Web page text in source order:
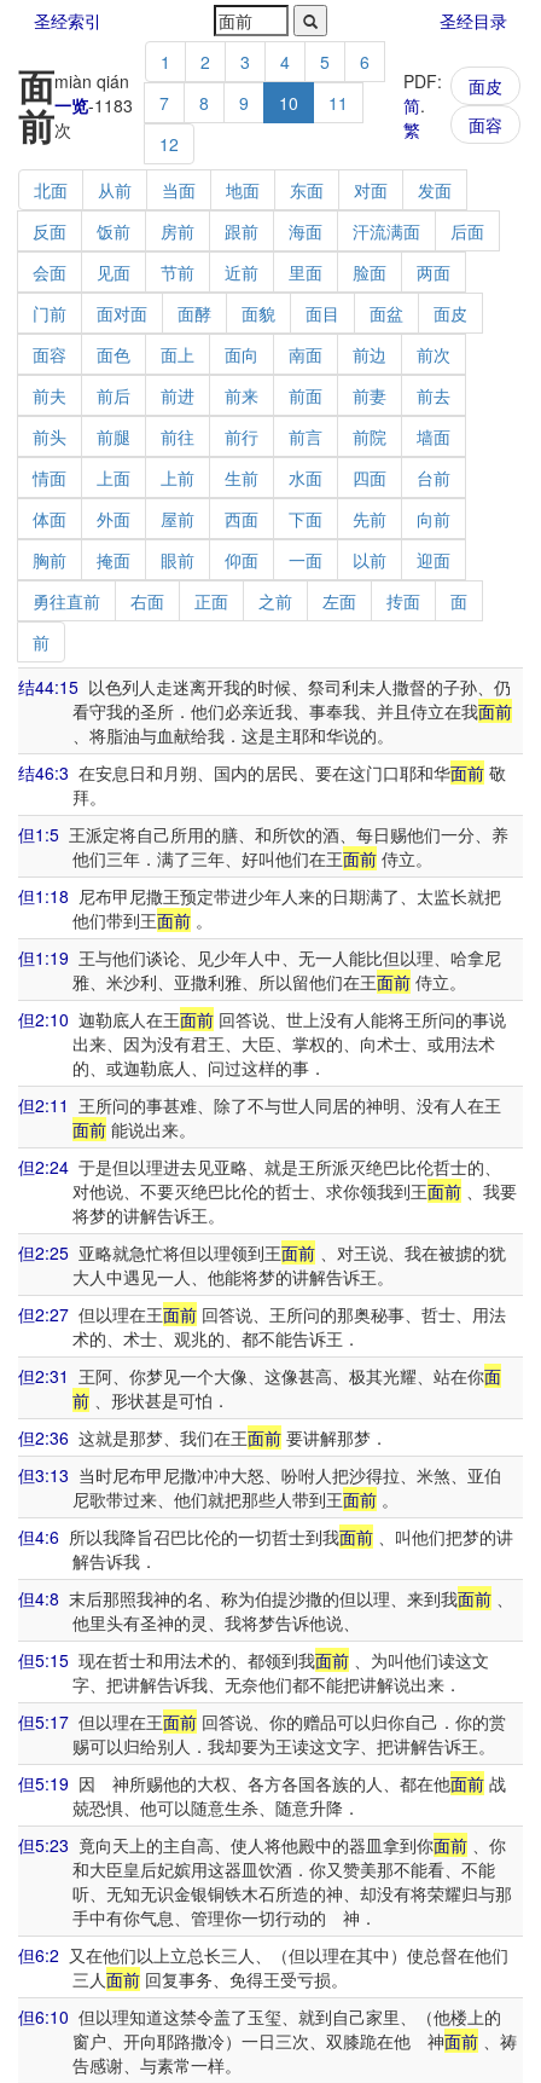
圣经索引 圣经目录
面
前
miàn qián
一览-1183
次
1 2 3 4 5
6
7
8 9 10
11
12
PDF:
简.
繁
面皮
面容
北面 从前 当面 地面 东面 对面
发面
反面
饭前 房前 跟前 海面 汗流满面
后面
会面
见面 节前 近前 里面 脸面
两面
门前
面对面 面酵 面貌 面目 面盆
面皮
面容
面色 面上 面向 南面 前边
前次
前夫
前后 前进 前来 前面 前妻
前去
前头
前腿 前往 前行 前言 前院
墙面
情面
上面 上前 生前 水面 四面
台前
体面
外面 屋前 西面 下面 先前
向前
胸前
掩面 眼前 仰面 一面 以前
迎面
勇往直前
右面 正面 之前 左面 抟面
面
前
结44:15 以色列人走迷离开我的时候、祭司利未人撒督的子孙、仍
看守我的圣所．他们必亲近我、事奉我、并且侍立在我面前
、将脂油与血献给我．这是主耶和华说的。
结46:3 在安息日和月朔、国内的居民、要在这门口耶和华面前 敬
拜。
但1:5 王派定将自己所用的膳、和所饮的酒、每日赐他们一分、养
他们三年．满了三年、好叫他们在王面前侍立。
但1:18 尼布甲尼撒王预定带进少年人来的日期满了、太监长就把
他们带到王面前。
但1:19 王与他们谈论、见少年人中、无一人能比但以理、哈拿尼
雅、米沙利、亚撒利雅、所以留他们在王面前侍立。
但2:10 迦勒底人在王面前 回答说、世上没有人能将王所问的事说
出来、因为没有君王、大臣、掌权的、向术士、或用法术
的、或迦勒底人、问过这样的事．
但2:11 王所问的事甚难、除了不与世人同居的神明、没有人在王
面前能说出来。
但2:24 于是但以理进去见亚略、就是王所派灭绝巴比伦哲士的、
对他说、不要灭绝巴比伦的哲士、求你领我到王面前、我要
将梦的讲解告诉王。
但2:25 亚略就急忙将但以理领到王面前 、对王说、我在被掳的犹
大人中遇见一人、他能将梦的讲解告诉王。
但2:27 但以理在王面前 回答说、王所问的那奥秘事、哲士、用法
术的、术士、观兆的、都不能告诉王．
但2:31 王阿、你梦见一个大像、这像甚高、极其光耀、站在你面
前、形状甚是可怕．
但2:36 这就是那梦、我们在王面前 要讲解那梦．
但3:13 当时尼布甲尼撒冲冲大怒、吩咐人把沙得拉、米煞、亚伯
尼歌带过来、他们就把那些人带到王面前。
但4:6 所以我降旨召巴比伦的一切哲士到我面前 、叫他们把梦的讲
解告诉我．
但4:8 末后那照我神的名、称为伯提沙撒的但以理、来到我面前 、
他里头有圣神的灵、我将梦告诉他说、
但5:15 现在哲士和用法术的、都领到我面前 、为叫他们读这文
字、把讲解告诉我、无奈他们都不能把讲解说出来．
但5:17 但以理在王面前 回答说、你的赠品可以归你自己．你的赏
赐可以归给别人．我却要为王读这文字、把讲解告诉王。
但5:19 因 神所赐他的大权、各方各国各族的人、都在他面前 战
兢恐惧、他可以随意生杀、随意升降．
但5:23 竟向天上的主自高、使人将他殿中的器皿拿到你面前 、你
和大臣皇后妃嫔用这器皿饮酒．你又赞美那不能看、不能
听、无知无识金银铜铁木石所造的神、却没有将荣耀归与那
手中有你气息、管理你一切行动的 神．
但6:2 又在他们以上立总长三人、（但以理在其中）使总督在他们
三人面前回复事务、免得王受亏损。
但6:10 但以理知道这禁令盖了玉玺、就到自己家里、（他楼上的
窗户、开向耶路撒冷）一日三次、双膝跪在他 神面前、祷
告感谢、与素常一样。